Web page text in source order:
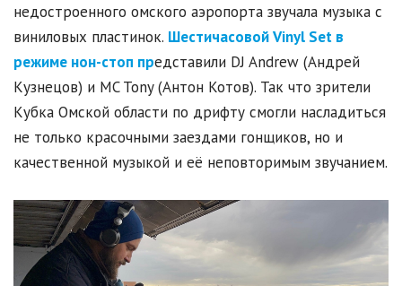
недостроенного омского аэропорта звучала музыка с
виниловых пластинок. Шестичасовой Vinyl Set в
режиме нон-стоп представили DJ Andrew (Андрей
Кузнецов) и MC Tony (Антон Котов). Так что зрители
Кубка Омской области по дрифту смогли насладиться
не только красочными заездами гонщиков, но и
качественной музыкой и её неповторимым звучанием.